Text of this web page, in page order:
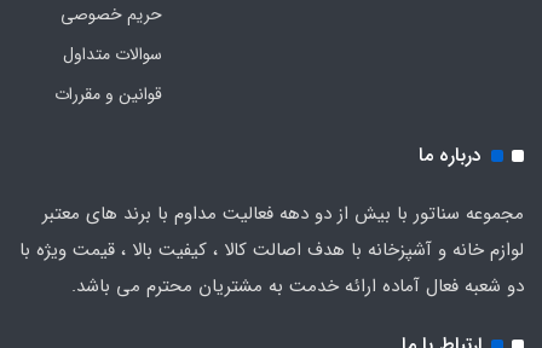
حریم خصوصی
سوالات متداول
قوانین و مقررات
درباره ما
مجموعه سناتور با بیش از دو دهه فعالیت مداوم با برند های معتبر
لوازم خانه و آشپزخانه با هدف اصالت کالا ، کیفیت بالا ، قیمت ویژه با
دو شعبه فعال آماده ارائه خدمت به مشتریان محترم می باشد.